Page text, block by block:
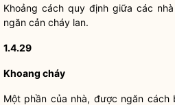
Khoảng cách quy định giữa các
ngăn cản cháy lan.
1.4.29
Khoang cháy
Một phần của nhà, được ngăn